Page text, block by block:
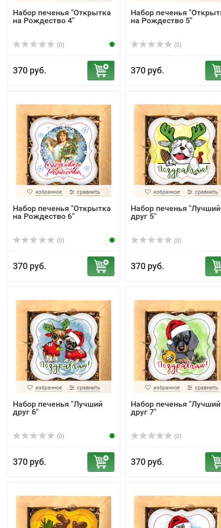
Набор печенья "Открытка
на Рождество 4"
(0)
370 руб.
Набор печенья
на Рождество 5"
(0)
370 руб.
избранное сравнить
Набор печенья "Открытка
на Рождество 6"
(0)
370 руб.
избранное сравнить
Набор печенья "Лучший
друг 5"
(0)
370 руб.
избранное сравнить
Набор печенья "Лучший
друг 6"
(0)
370 руб.
избранное сравнить
Набор печенья "Лучший
друг 7"
(0)
370 руб.